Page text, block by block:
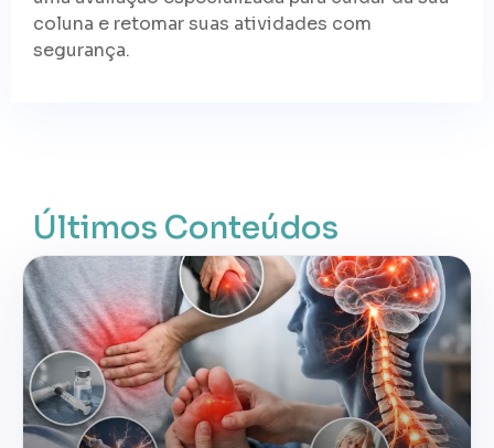
coluna e retomar suas atividades com
segurança.
Últimos Conteúdos